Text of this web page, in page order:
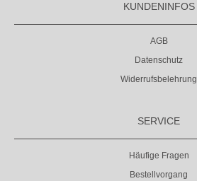
KUNDENINFOS
AGB
Datenschutz
Widerrufsbelehrung
SERVICE
Häufige Fragen
Bestellvorgang